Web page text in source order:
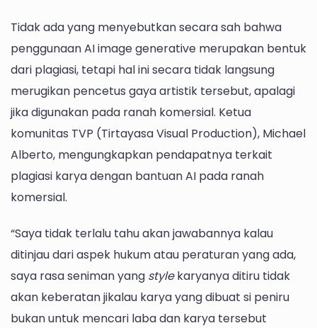
Tidak ada yang menyebutkan secara sah bahwa
penggunaan AI image generative merupakan bentuk
dari plagiasi, tetapi hal ini secara tidak langsung
merugikan pencetus gaya artistik tersebut, apalagi
jika digunakan pada ranah komersial. Ketua
komunitas TVP (Tirtayasa Visual Production), Michael
Alberto, mengungkapkan pendapatnya terkait
plagiasi karya dengan bantuan AI pada ranah
komersial.
“Saya tidak terlalu tahu akan jawabannya kalau
ditinjau dari aspek hukum atau peraturan yang ada,
saya rasa seniman yang stylekaryanya ditiru tidak
akan keberatan jikalau karya yang dibuat si peniru
bukan untuk mencari laba dan karya tersebut